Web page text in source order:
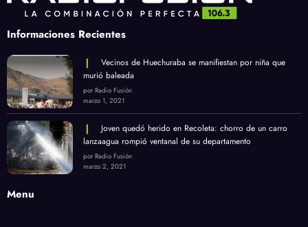
Informaciones Recientes
Vecinos de Huechuraba se manifiestan por niña que
murió baleada
por Radio Fusión
marzo 1, 2021
Joven quedó herido en Recoleta: chorro de un carro
lanzaagua rompió ventanal de su departamento
por Radio Fusión
marzo 2, 2021
Menu